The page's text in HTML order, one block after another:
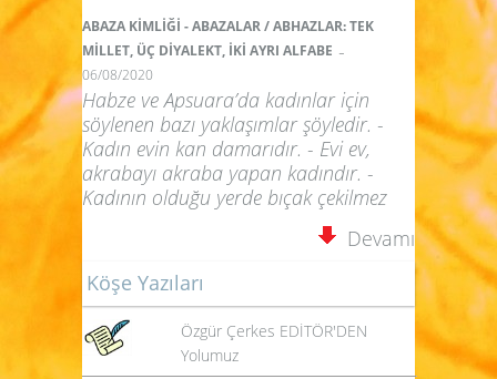
ABAZA KİMLİĞİ - ABAZALAR / ABHAZLAR: TEK
MİLLET, ÜÇ DİYALEKT, İKİ AYRI ALFABE -
06/08/2020
Habze ve Apsuara’da kadınlar için
söylenen bazı yaklaşımlar şöyledir. -
Kadın evin kan damarıdır. - Evi ev,
akrabayı akraba yapan kadındır. -
Kadının olduğu yerde bıçak çekilmez
Devamı
Köşe Yazıları
Özgür Çerkes EDİTÖR'DEN
Yolumuz